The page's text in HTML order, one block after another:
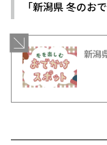
「新潟県 冬のお
新潟